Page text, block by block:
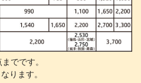
でです。
ります。